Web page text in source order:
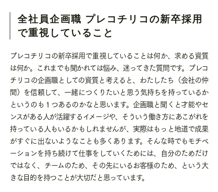
全社員企画職 プレコチリコの新卒採用
で重視していること
プレコチリコの新卒採用で重視していることは何か、求める資質
は何か。これまでも聞かれては悩み、迷ってきた質問です。プレコ
チリコの企画職としての資質と考えると、わたしたち（会社の仲
間）を信頼して、一緒につくりたいと思う気持ちを持っているか
というのも１つあるのかなと思います。企画職と聞くと才能やセ
ンスがある人が活躍するイメージや、そういう働き方にあこがれを
持っている人もいるかもしれませんが、実際はもっと地道で成果
がすぐに出ないようなことも多くあります。そんな時でもモチベ
ーションを持ち続けて仕事をしていくためには、自分のためだけ
ではなく、チームのため、その先にいるお客様のため、という大
きな目的を持つことが大切だと思っています。